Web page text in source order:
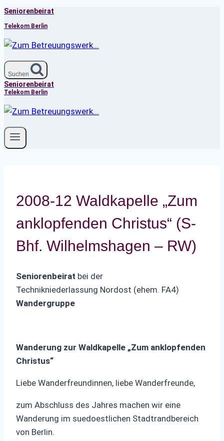
Zum
Inhalt
springen
Seniorenbeirat
Telekom Berlin
Suchen
Seniorenbeirat
Telekom Berlin
2008-12 Waldkapelle „Zum
anklopfenden Christus“ (S-
Bhf. Wilhelmshagen – RW)
Seniorenbeirat bei der
Technikniederlassung Nordost (ehem. FA4)
Wandergruppe
Wanderung zur Waldkapelle „Zum anklopfenden
Christus“
Liebe Wanderfreundinnen, liebe Wanderfreunde,
zum Abschluss des Jahres machen wir eine
Wanderung im suedoestlichen Stadtrandbereich
von Berlin.